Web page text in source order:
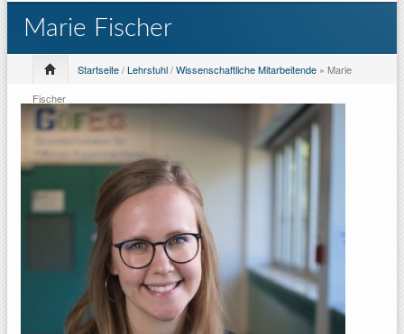
Marie Fischer
Startseite/Lehrstuhl/Wissenschaftliche Mitarbeitende » Marie
Fischer